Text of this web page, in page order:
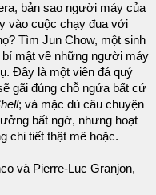
bản sao người máy của
vào cuộc chạy đua với
Tìm Jun Chow, một sinh
mật về những người máy
Đây là một viên đá quý
gãi đúng chỗ ngứa bất cứ
; và mặc dù câu chuyện
bất ngờ, nhưng hoạt
chi tiết thật mê hoặc.
và Pierre-Luc Granjon,